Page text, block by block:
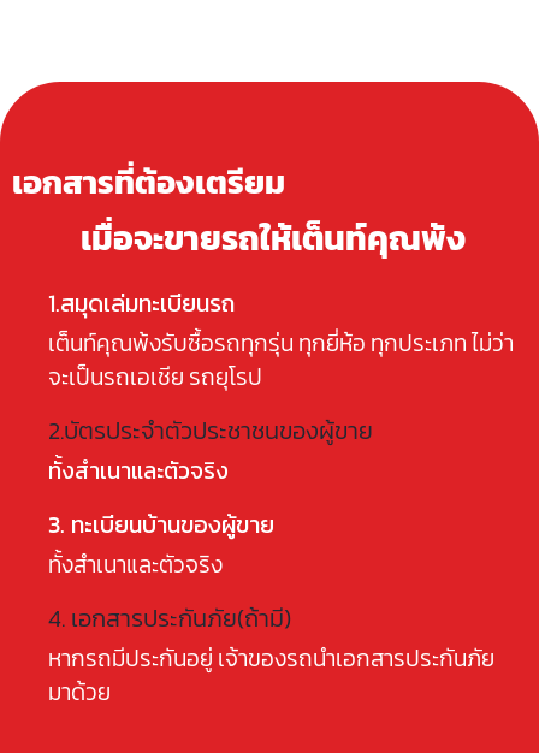
เอกสารที่ต้องเตรียม
เมื่อจะขายรถให้เต็นท์คุณพ้ง
1.สมุดเล่มทะเบียนรถ
เต็นท์คุณพ้งรับซื้อรถทุกรุ่น ทุกยี่ห้อ ทุกประเภท ไม่ว่า
จะเป็นรถเอเชีย รถยุโรป
2.บัตรประจำตัวประชาชนของผู้ขาย
ทั้งสำเนาและตัวจริง
3. ทะเบียนบ้านของผู้ขาย
ทั้งสำเนาและตัวจริง
4. เอกสารประกันภัย(ถ้ามี)
หากรถมีประกันอยู่ เจ้าของรถนำเอกสารประกันภัย
มาด้วย